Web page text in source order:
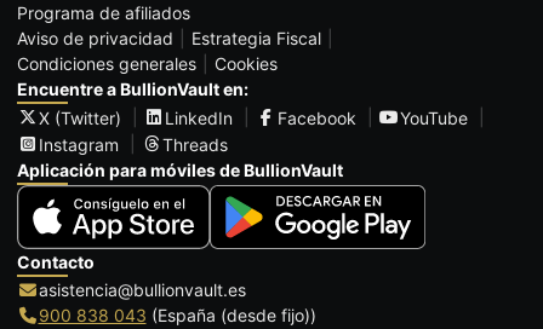
Programa de afiliados
Aviso de privacidad
Estrategia Fiscal
Condiciones generales
Cookies
Encuentre a BullionVault en:
X (Twitter)
LinkedIn Facebook
YouTube
Instagram
Threads
Aplicación para móviles de BullionVault
Contacto
asistencia@bullionvault.es
900 838 043 (España (desde fijo))